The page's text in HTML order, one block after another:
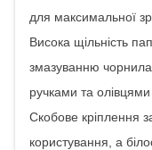
для максимальної
Висока щільність
змазуванню
ручками та
Скобове кріплення
користування, а